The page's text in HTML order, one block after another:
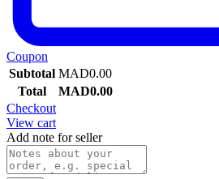
Coupon
Subtotal MAD0.00
Total
MAD0.00
Checkout
View cart
Add note for seller